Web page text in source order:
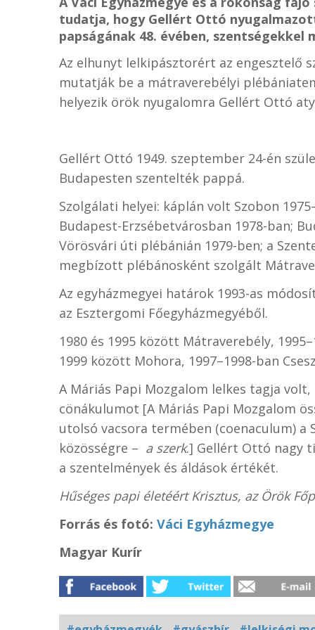
tudatja, hogy Gellért Ottó
papságának 48. évében,
Az elhunyt lelkipásztorért az engesztelő
mutatják be a mátraverebélyi
helyezik örök nyugalomra Gellért Ottó
Gellért Ottó 1949. szeptember 24-én
Budapesten szentelték pappá.
Szolgálati helyei: káplán volt Szobon
Budapest-Erzsébetvárosban 1978-ban;
Vörösvári úti plébánián 1979-ben; a
megbízott plébánosként szolgált
Az egyházmegyei határok 1993-as
az Esztergomi Főegyházmegyéből.
1980 és 1995 között Mátraverebély,
1999 között Mohora, 1997–1998-ban
A Máriás Papi Mozgalom lelkes tagja
cönákulumot [A Máriás Papi Mozgalom
utolsó vacsora termében (coenaculum)
közösségre – a szerk.] Gellért Ottó nagy
a szentelmények és áldások értékét.
Hűséges papi életéért Krisztus, az Örök
Forrás és fotó: Váci Egyházmegye
Magyar Kurír